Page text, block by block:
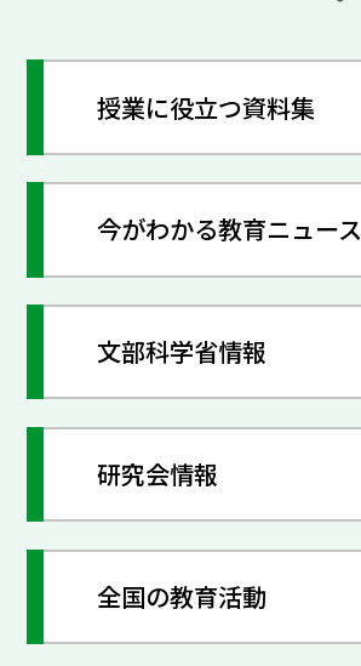
授業に役立つ資料集
今がわかる教育ニュース
文部科学省情報
研究会情報
全国の教育活動